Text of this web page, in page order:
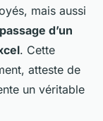
mais aussi
passage d’un
. Cette
atteste de
un véritable